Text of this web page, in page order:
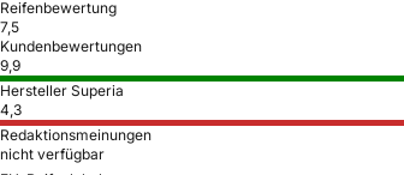
Reifenbewertung
7,5
Kundenbewertungen
9,9
Hersteller Superia
4,3
Redaktionsmeinungen
nicht verfügbar